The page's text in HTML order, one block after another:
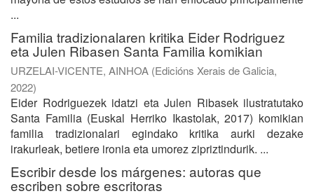
...
Familia tradizionalaren kritika Eider Rodriguez
eta Julen Ribasen Santa Familia komikian
URZELAI-VICENTE, AINHOA (Edicións Xerais de Galicia,
2022)
Eider Rodriguezek idatzi eta Julen Ribasek ilustratutako
Santa Familia (Euskal Herriko Ikastolak, 2017) komikian
familia tradizionalari egindako kritika aurki dezake
irakurleak, betiere ironia eta umorez zipriztindurik. ...
Escribir desde los márgenes: autoras que
escriben sobre escritoras